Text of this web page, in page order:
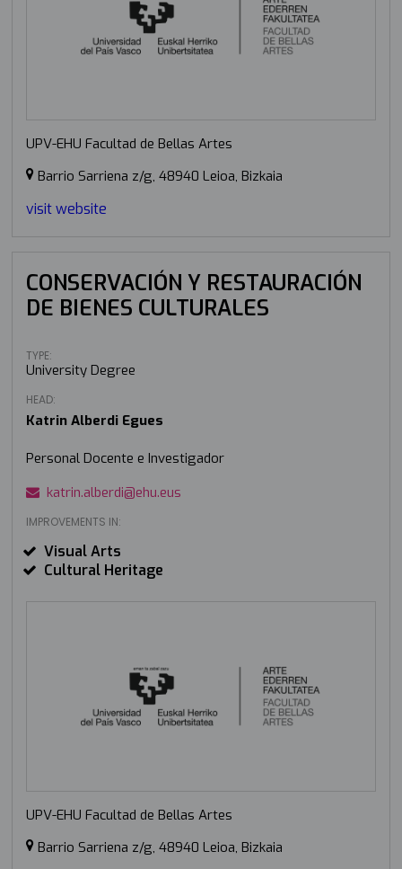
UPV-EHU Facultad de Bellas Artes
Barrio Sarriena z/g, 48940 Leioa, Bizkaia
visit website
CONSERVACIÓN Y RESTAURACIÓN
DE BIENES CULTURALES
TYPE:
University Degree
HEAD:
Katrin Alberdi Egues
Personal Docente e Investigador
katrin.alberdi@ehu.eus
IMPROVEMENTS IN:
Visual Arts
Cultural Heritage
UPV-EHU Facultad de Bellas Artes
Barrio Sarriena z/g, 48940 Leioa, Bizkaia